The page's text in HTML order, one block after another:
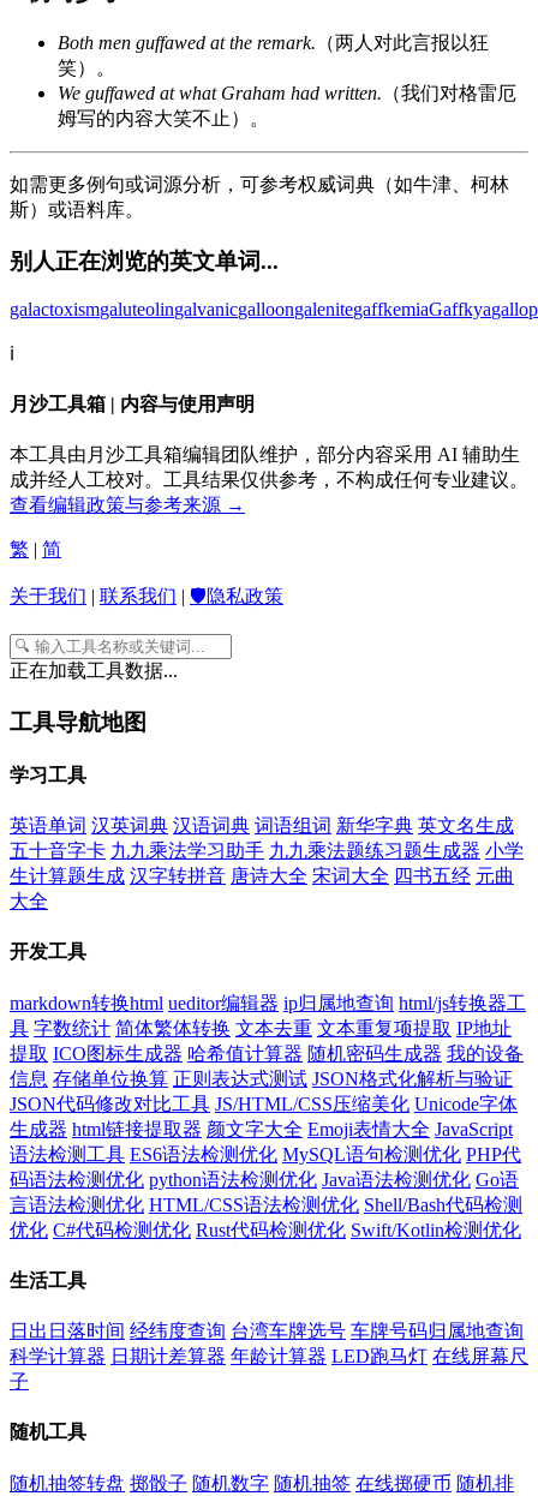
Both men guffawed at the remark. （两人对此言报以狂
笑）。
We guffawed at what Graham had written. （我们对格雷厄
姆写的内容大笑不止）。
如需更多例句或词源分析，可参考权威词典（如牛津、柯林
斯）或语料库。
别人正在浏览的英文单词...
galactoxismgaluteolingalvanicgalloongalenitegaffkemiaGaffkya
ℹ️
月沙工具箱 | 内容与使用声明
本工具由月沙工具箱编辑团队维护，部分内容采用 AI 辅助生
成并经人工校对。工具结果仅供参考，不构成任何专业建议。
查看编辑政策与参考来源 →
繁 | 简
关于我们 | 联系我们 | 🛡️隐私政策
正在加载工具数据...
工具导航地图
学习工具
英语单词 汉英词典 汉语词典 词语组词 新华字典 英文名生成
五十音字卡 九九乘法学习助手 九九乘法题练习题生成器 小学
生计算题生成 汉字转拼音 唐诗大全 宋词大全 四书五经 元曲
大全
开发工具
markdown转换html ueditor编辑器 ip归属地查询 html/js转换器工
具 字数统计 简体繁体转换 文本去重 文本重复项提取 IP地址
提取 ICO图标生成器 哈希值计算器 随机密码生成器 我的设备
信息 存储单位换算 正则表达式测试 JSON格式化解析与验证
JSON代码修改对比工具 JS/HTML/CSS压缩美化 Unicode字体
生成器 html链接提取器 颜文字大全 Emoji表情大全 JavaScript
语法检测工具 ES6语法检测优化 MySQL语句检测优化 PHP代
码语法检测优化 python语法检测优化 Java语法检测优化 Go语
言语法检测优化 HTML/CSS语法检测优化 Shell/Bash代码检测
优化 C#代码检测优化 Rust代码检测优化 Swift/Kotlin检测优化
生活工具
日出日落时间 经纬度查询 台湾车牌选号 车牌号码归属地查询
科学计算器 日期计差算器 年龄计算器 LED跑马灯 在线屏幕尺
子
随机工具
随机抽签转盘 掷骰子 随机数字 随机抽签 在线掷硬币 随机排